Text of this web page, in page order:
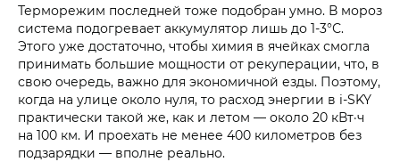
Терморежим последней тоже подобран умно. В мороз
система подогревает аккумулятор лишь до 1-3°С.
Этого уже достаточно, чтобы химия в ячейках смогла
принимать большие мощности от рекуперации, что, в
свою очередь, важно для экономичной езды. Поэтому,
когда на улице около нуля, то расход энергии в i‑SKY
практически такой же, как и летом — около 20 кВт·ч
на 100 км. И проехать не менее 400 километров без
подзарядки — вполне реально.